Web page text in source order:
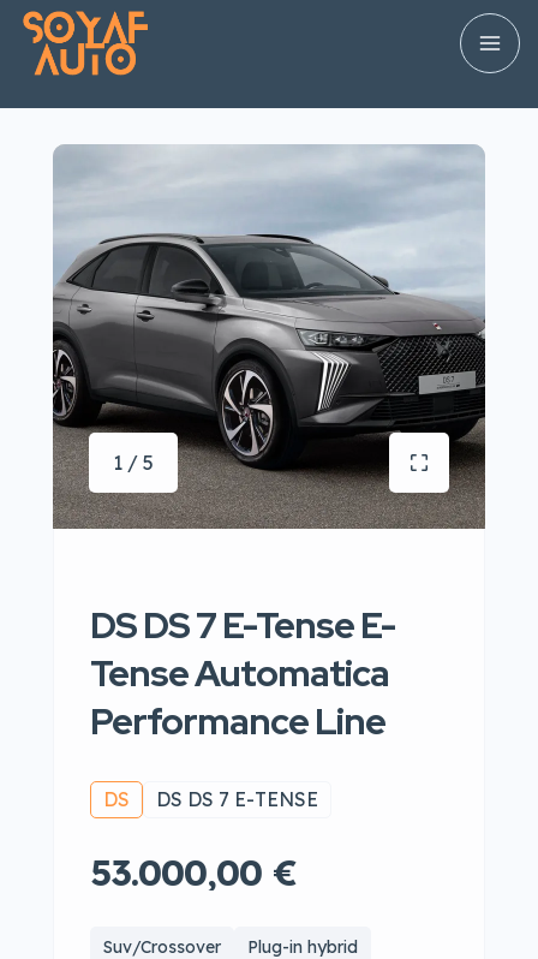
1 / 5
DS DS 7 E-Tense E-
Tense Automatica
Performance Line
DS DS DS 7 E-TENSE
53.000,00 €
Suv/Crossover Plug-in hybrid